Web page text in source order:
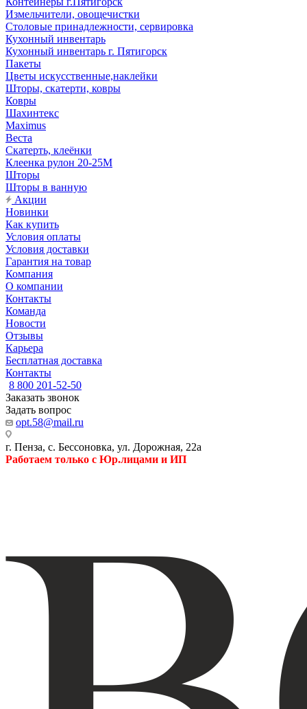
Измельчители, овощечистки
Столовые принадлежности, сервировка
Кухонный инвентарь
Кухонный инвентарь г. Пятигорск
Пакеты
Цветы искусственные,наклейки
Шторы, скатерти, ковры
Ковры
Шахинтекс
Maximus
Веста
Скатерть, клеёнки
Клеенка рулон 20-25М
Шторы
Шторы в ванную
Акции
Новинки
Как купить
Условия оплаты
Условия доставки
Гарантия на товар
Компания
О компании
Контакты
Команда
Новости
Отзывы
Карьера
Бесплатная доставка
Контакты
8 800 201-52-50
Заказать звонок
Задать вопрос
opt.58@mail.ru
г. Пенза, с. Бессоновка, ул. Дорожная, 22а
Работаем только с Юр.лицами и ИП